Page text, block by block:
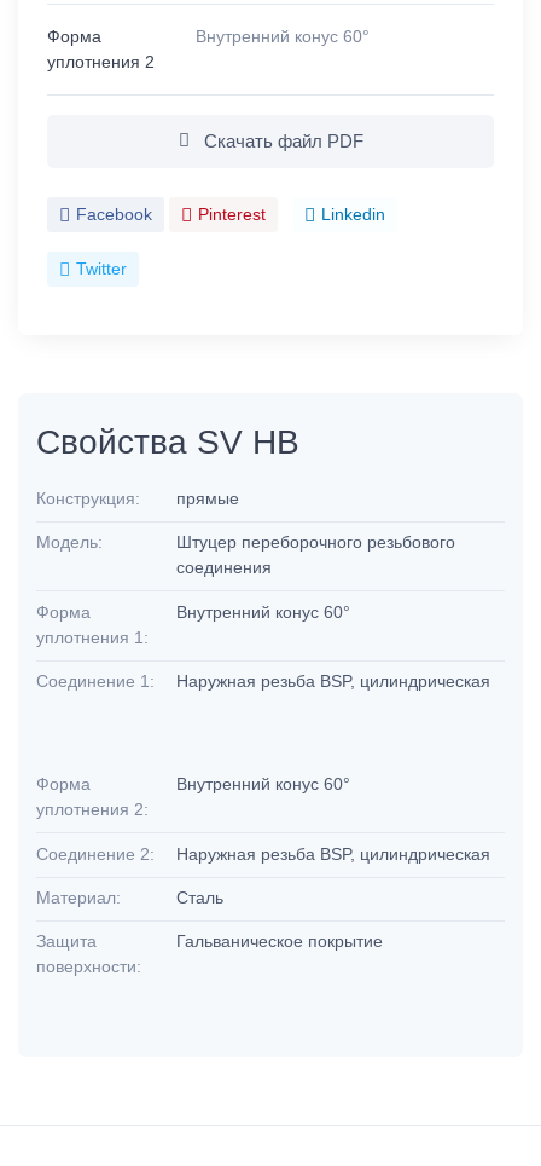
Форма
уплотнения 2
Внутренний конус 60°
Скачать файл PDF
Facebook Pinterest Linkedin
Twitter
Свойства SV HB
Конструкция: прямые
Модель:
Штуцер переборочного резьбового
соединения
Форма
уплотнения 1:
Внутренний конус 60°
Соединение 1: Наружная резьба BSP, цилиндрическая
Форма
уплотнения 2:
Внутренний конус 60°
Соединение 2: Наружная резьба BSP, цилиндрическая
Материал: Сталь
Защита
поверхности:
Гальваническое покрытие